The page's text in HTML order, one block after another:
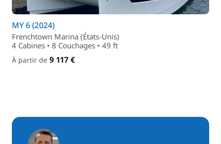
MY 6 (2024)
Frenchtown Marina (États-Unis)
4 Cabines • 8 Couchages • 49 ft
À partir de 9 117 €